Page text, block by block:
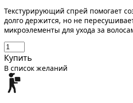
Текстурирующий спрей помогает
долго держится, но не
микроэлементы для ухода за
Купить
В список желаний